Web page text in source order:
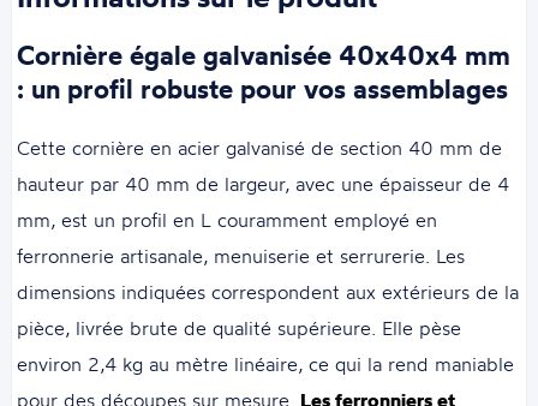
Cornière égale galvanisée 40x40x4 mm
: un profil robuste pour vos assemblages
Cette cornière en acier galvanisé de section 40 mm de
hauteur par 40 mm de largeur, avec une épaisseur de 4
mm, est un profil en L couramment employé en
ferronnerie artisanale, menuiserie et serrurerie. Les
dimensions indiquées correspondent aux extérieurs de la
pièce, livrée brute de qualité supérieure. Elle pèse
environ 2,4 kg au mètre linéaire, ce qui la rend maniable
pour des découpes sur mesure. Les ferronniers et